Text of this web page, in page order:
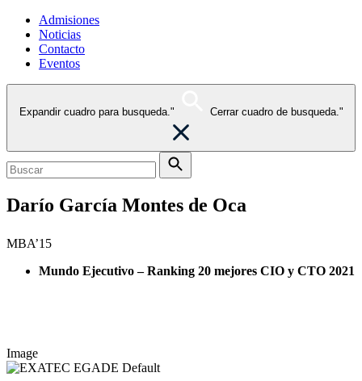
Admisiones
Noticias
Contacto
Eventos
Expandir cuadro para busqueda." Cerrar cuadro de busqueda."
Darío García Montes de Oca
MBA’15
Mundo Ejecutivo – Ranking 20 mejores CIO y CTO 2021
Image